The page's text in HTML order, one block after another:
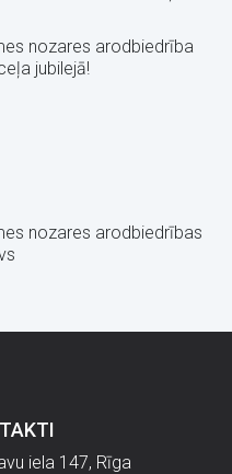
nozares arodbiedrība
jubilejā!
nozares arodbiedrības
iela 147, Rīga